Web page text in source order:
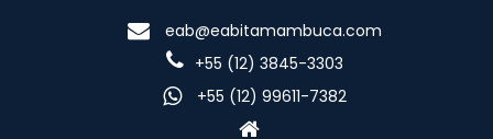
eab@eabitamambuca.com
+55 (12) 3845-3303
+55 (12) 99611-7382